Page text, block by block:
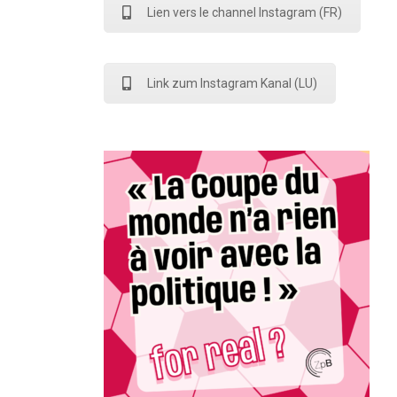
Lien vers le channel Instagram (FR)
Link zum Instagram Kanal (LU)